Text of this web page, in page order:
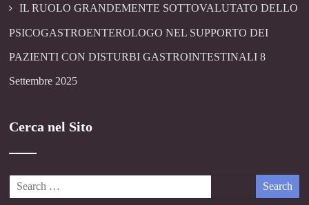
IL RUOLO GRANDEMENTE SOTTOVALUTATO DELLO
PSICOGASTROENTEROLOGO NEL SUPPORTO DEI
PAZIENTI CON DISTURBI GASTROINTESTINALI 8
Settembre 2025
Cerca nel Sito